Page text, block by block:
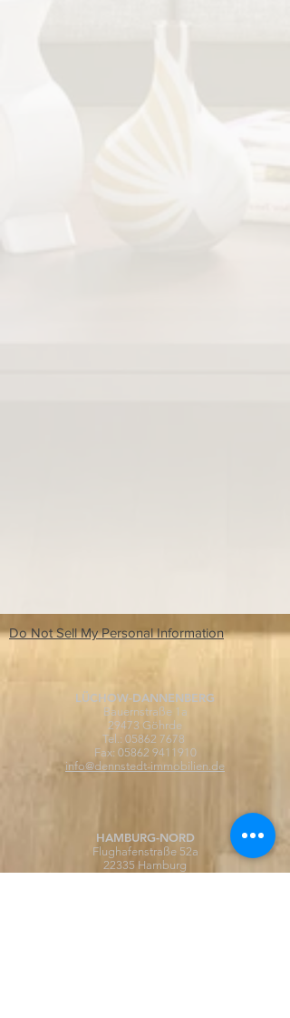
Do Not Sell My Personal Information
LÜCHOW-DANNENBERG
Bauernstraße 1a
29473 Göhrde
Tel.: 05862 7678
Fax: 05862 9411910
info@dennstedt-immobilien.de
HAMBURG-NORD
Flughafenstraße 52a
22335 Hamburg